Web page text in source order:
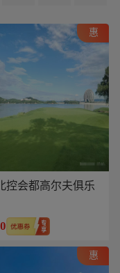
惠
控会都高尔夫俱乐
惠